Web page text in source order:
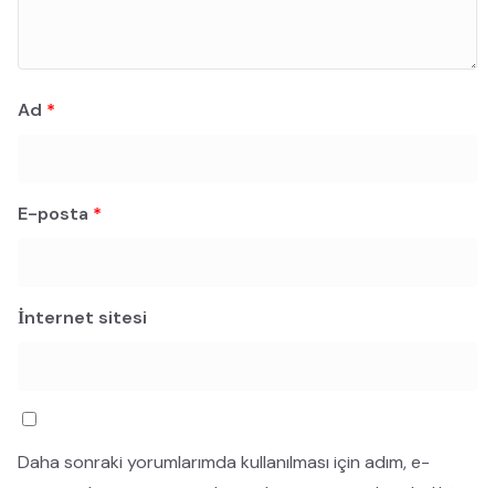
Ad *
E-posta *
İnternet sitesi
Daha sonraki yorumlarımda kullanılması için adım, e-